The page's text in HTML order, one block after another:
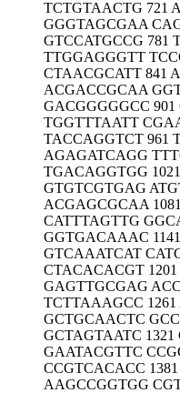
TCTGTAACTG 721
GGGTAGCGAA
GTCCATGCCG 781
TTGGAGGGTT
CTAACGCATT 841
ACGACCGCAA
GACGGGGGCC
TGGTTTAATT
TACCAGGTCT 961
AGAGATCAGG
TGACAGGTGG
GTGTCGTGAG
ACGAGCGCAA
CATTTAGTTG
GGTGACAAAC
GTCAAATCAT
CTACACACGT
GAGTTGCGAG
TCTTAAAGCC
GCTGCAACTC
GCTAGTAATC
GAATACGTTC
CCGTCACACC
AAGCCGGTGG